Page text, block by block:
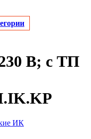
В; с ТП